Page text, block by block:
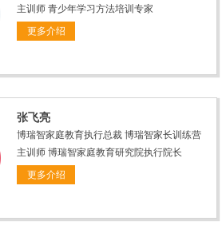
主训师 青少年学习方法培训专家
更多介绍
张飞亮
博瑞智家庭教育执行总裁 博瑞智家长训练营
主训师 博瑞智家庭教育研究院执行院长
更多介绍